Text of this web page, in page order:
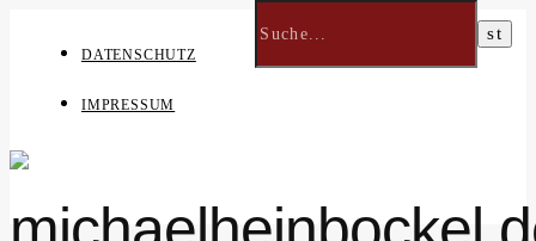
DATENSCHUTZ
IMPRESSUM